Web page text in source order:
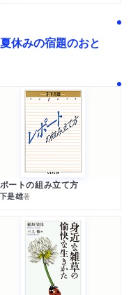
休みの宿題のおと
ートの組み立て方
是雄著